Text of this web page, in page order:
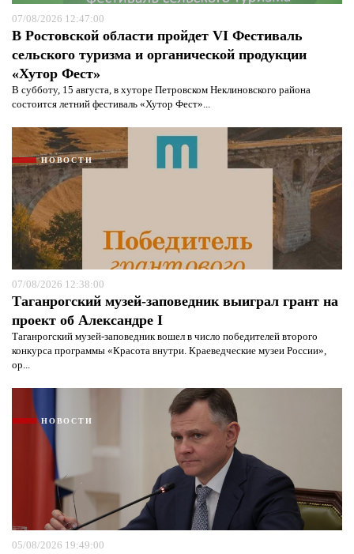
07/08/2026 12:47:00
В Ростовской области пройдет VI Фестиваль
сельского туризма и органической продукции
«Хутор Фест»
В субботу, 15 августа, в хуторе Петровском Неклиновского района
состоится летний фестиваль «Хутор Фест»...
НОВОСТИ
07/08/2026 12:38:00
Таганрогский музей-заповедник выиграл грант на
проект об Александре I
Таганрогский музей-заповедник вошел в число победителей второго
конкурса программы «Красота внутри. Краеведческие музеи России»,
ор...
НОВОСТИ
05/08/2026 19:49:00